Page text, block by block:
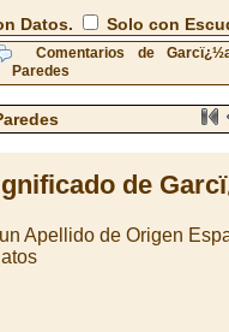
Datos. Solo con
Comentarios de
Paredes
de
Apellido de Origen